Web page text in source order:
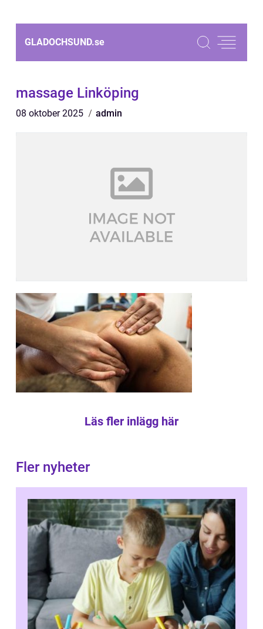
GLADOCHSUND.se
massage Linköping
08 oktober 2025 admin
Läs fler inlägg här
Fler nyheter